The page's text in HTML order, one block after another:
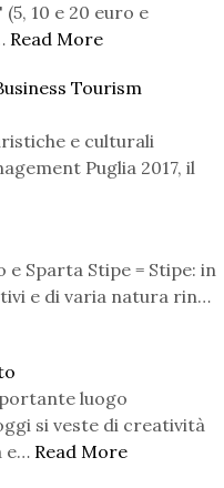
10 e 20 euro e
Read More
Tourism
e culturali
Puglia 2017, il
Sparta Stipe = Stipe: in
e di varia natura rin…
luogo
si veste di creatività
e… Read More